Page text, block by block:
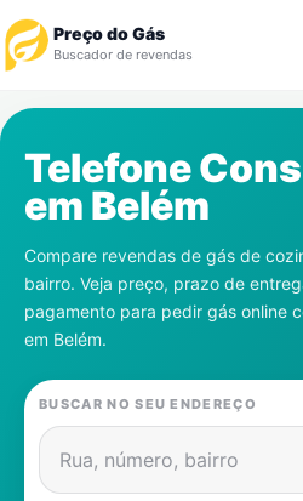
Preço do Gás
Buscador de revendas
Revendedor
Notícias
Cadastre-se
Gás
Contatos
Telefone
em Belém
Compare revendas de gás de
bairro. Veja preço, prazo de
pagamento para pedir gás online
em Belém.
BUSCAR NO SEU ENDEREÇO
Rua, número, bairro